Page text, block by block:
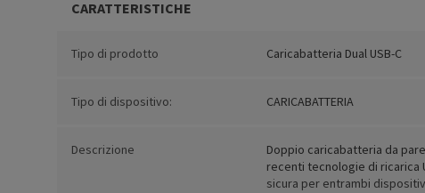
CARATTERISTICHE
Tipo di prodotto Caricabatteria Dual USB-C
Tipo di dispositivo: CARICABATTERIA
Descrizione
Doppio caricabatteria da
recenti tecnologie di ricarica
sicura per entrambi